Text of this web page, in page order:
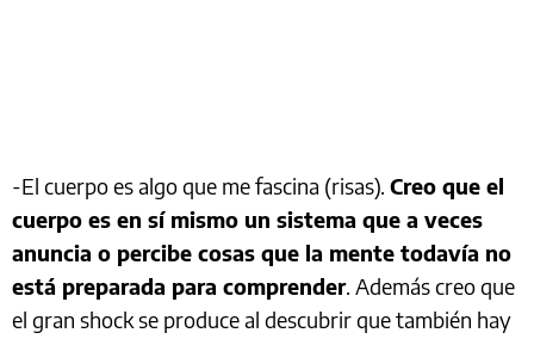
-El cuerpo es algo que me fascina (risas). Creo que el
cuerpo es en sí mismo un sistema que a veces
anuncia o percibe cosas que la mente todavía no
está preparada para comprender. Además creo que
el gran shock se produce al descubrir que también hay